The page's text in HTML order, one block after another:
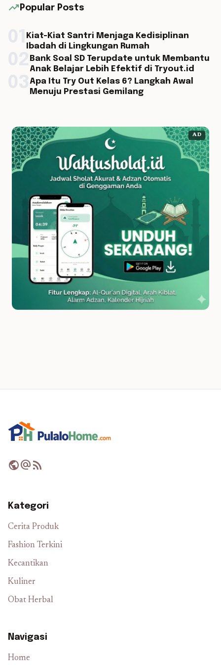
trending_up Popular Posts
Kiat-Kiat Santri Menjaga Kedisiplinan
Ibadah di Lingkungan Rumah
Bank Soal SD Terupdate untuk Membantu
Anak Belajar Lebih Efektif di Tryout.id
Apa Itu Try Out Kelas 6? Langkah Awal
Menuju Prestasi Gemilang
AD
publicalternate_emailrss_feed
Kategori
Cerita Produk
Fashion Terkini
Kecantikan
Kuliner
Obat Herbal
Navigasi
Home